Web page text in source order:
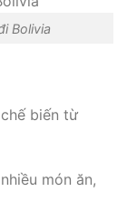
Bolivia
biến từ
món ăn,